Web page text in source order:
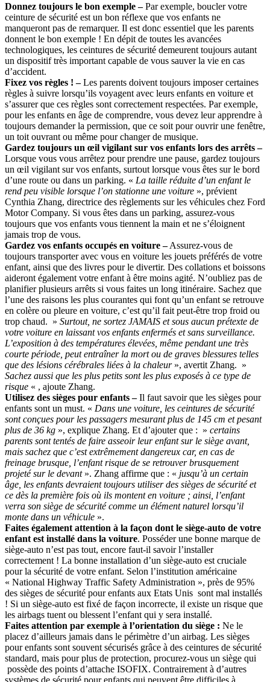
Donnez toujours le bon exemple –Par exemple, boucler votre
ceinture de sécurité est un bon réflexe que vos enfants ne
manqueront pas de remarquer. Il est donc essentiel que les parents
donnent le bon exemple ! En dépit de toutes les avancées
technologiques, les ceintures de sécurité demeurent toujours autant
un dispositif très important capable de vous sauver la vie en cas
d’accident.
Fixez vos règles ! –Les parents doivent toujours imposer certaines
règles à suivre lorsqu’ils voyagent avec leurs enfants en voiture et
s’assurer que ces règles sont correctement respectées. Par exemple,
pour les enfants en âge de comprendre, vous devez leur apprendre à
toujours demander la permission, que ce soit pour ouvrir une fenêtre,
un toit ouvrant ou même pour changer de musique.
Gardez toujours un œil vigilant sur vos enfants lors des arrêts –
Lorsque vous vous arrêtez pour prendre une pause, gardez toujours
un œil vigilant sur vos enfants, surtout lorsque vous êtes sur le bord
d’une route ou dans un parking. « La taille réduite d’un enfant le
rend peu visible lorsque l’on stationne une voiture », prévient
Cynthia Zhang, directrice des règlements sur les véhicules chez Ford
Motor Company. Si vous êtes dans un parking, assurez-vous
toujours que vos enfants vous tiennent la main et ne s’éloignent
jamais trop de vous.
Gardez vos enfants occupés en voiture –Assurez-vous de
toujours transporter avec vous en voiture les jouets préférés de votre
enfant, ainsi que des livres pour le divertir. Des collations et boissons
aideront également votre enfant à être moins agité. N’oubliez pas de
planifier plusieurs arrêts si vous faites un long itinéraire. Sachez que
l’une des raisons les plus courantes qui font qu’un enfant se retrouve
en colère ou pleure en voiture, c’est qu’il fait peut-être trop froid ou
trop chaud. » Surtout, ne sortez JAMAIS et sous aucun prétexte de
votre voiture en laissant vos enfants enfermés et sans surveillance.
L’exposition à des températures élevées, même pendant une très
courte période, peut entraîner la mort ou de graves blessures telles
que des lésions cérébrales liées à la chaleur », avertit Zhang. »
Sachez aussi que les plus petits sont les plus exposés à ce type de
risque « , ajoute Zhang.
Utilisez des sièges pour enfants –Il faut savoir que les sièges pour
enfants sont un must. « Dans une voiture, les ceintures de sécurité
sont conçues pour les passagers mesurant plus de 145 cm et pesant
plus de 36 kg », explique Zhang. Et d’ajouter que : » certains
parents sont tentés de faire asseoir leur enfant sur le siège avant,
mais sachez que c’est extrêmement dangereux car, en cas de
freinage brusque, l’enfant risque de se retrouver brusquement
projeté sur le devant». Zhang affirme que : « jusqu’à un certain
âge, les enfants devraient toujours utiliser des sièges de sécurité et
ce dès la première fois où ils montent en voiture ; ainsi, l’enfant
verra son siège de sécurité comme un élément naturel lorsqu’il
monte dans un véhicule ».
Faites également attention à la façon dont le siège-auto de votre
enfant est installé dans la voiture. Posséder une bonne marque de
siège-auto n’est pas tout, encore faut-il savoir l’installer
correctement ! La bonne installation d’un siège-auto est cruciale
pour la sécurité de votre enfant. Selon l’institution américaine
« National Highway Traffic Safety Administration », près de 95%
des sièges de sécurité pour enfants aux Etats Unis sont mal installés
! Si un siège-auto est fixé de façon incorrecte, il existe un risque que
les airbags tuent ou blessent l’enfant qui y sera installé.
Faites attention par exemple à l’orientation du siège : Ne le
placez d’ailleurs jamais dans le périmètre d’un airbag. Les sièges
pour enfants sont souvent sécurisés grâce à des ceintures de sécurité
standard, mais pour plus de protection, procurez-vous un siège qui
possède des points d’attache ISOFIX. Contrairement à d’autres
systèmes de sécurité pour enfants qui peuvent être difficiles à